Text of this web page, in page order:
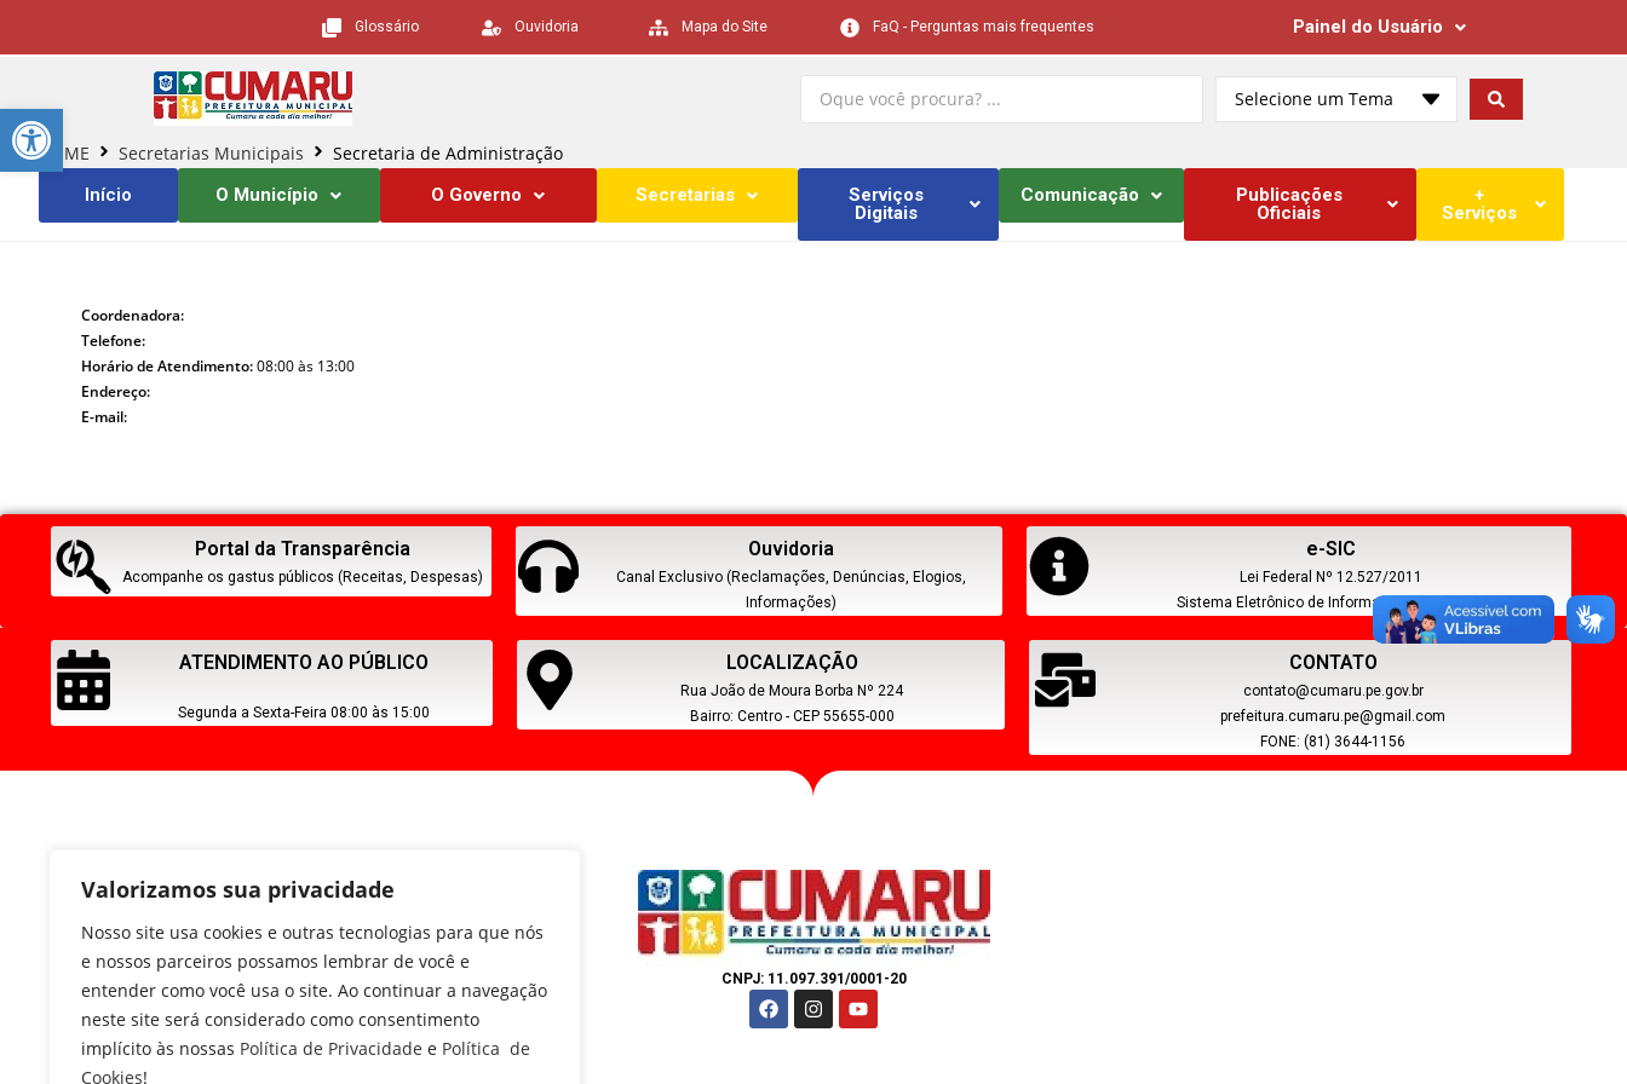
Barra de Ferramentas Aberta
Valorizamos sua privacidade
Nosso site usa cookies e outras tecnologias para que nós
e nossos parceiros possamos lembrar de você e
entender como você usa o site. Ao continuar a navegação
neste site será considerado como consentimento
implícito às nossas Política de Privacidade e Política de
Cookies!
Glossário Ouvidoria Mapa do Site FaQ - Perguntas mais frequentes Painel do Usuário
Selecione um Tema
HOME Secretarias Municipais Secretaria de Administração
Início O Município O Governo Secretarias
Serviços
Digitais
Comunicação
Publicações
Oficiais
+
Serviços
Coordenadora:
Telefone:
Horário de Atendimento:08:00 às 13:00
Endereço:
E-mail:
Portal da Transparência
Acompanhe os gastus públicos (Receitas, Despesas)
Ouvidoria
Canal Exclusivo (Reclamações, Denúncias, Elogios,
Informações)
e-SIC
Lei Federal Nº 12.527/2011
Sistema Eletrônico de Informação ao Cidadão
ATENDIMENTO AO PÚBLICO
Segunda a Sexta-Feira 08:00 às 15:00
LOCALIZAÇÃO
Rua João de Moura Borba Nº 224
Bairro: Centro - CEP 55655-000
CONTATO
contato@cumaru.pe.gov.br
prefeitura.cumaru.pe@gmail.com
FONE: (81) 3644-1156
CNPJ: 11.097.391/0001-20